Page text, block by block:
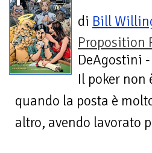
di Bill
Proposition
DeAgostini -
Il poker
quando la posta è
altro, avendo lavorato